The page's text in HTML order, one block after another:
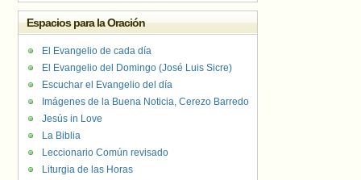
Espacios para la Oración
El Evangelio de cada día
El Evangelio del Domingo (José Luis Sicre)
Escuchar el Evangelio del día
Imágenes de la Buena Noticia, Cerezo Barredo
Jesús in Love
La Biblia
Leccionario Común revisado
Liturgia de las Horas